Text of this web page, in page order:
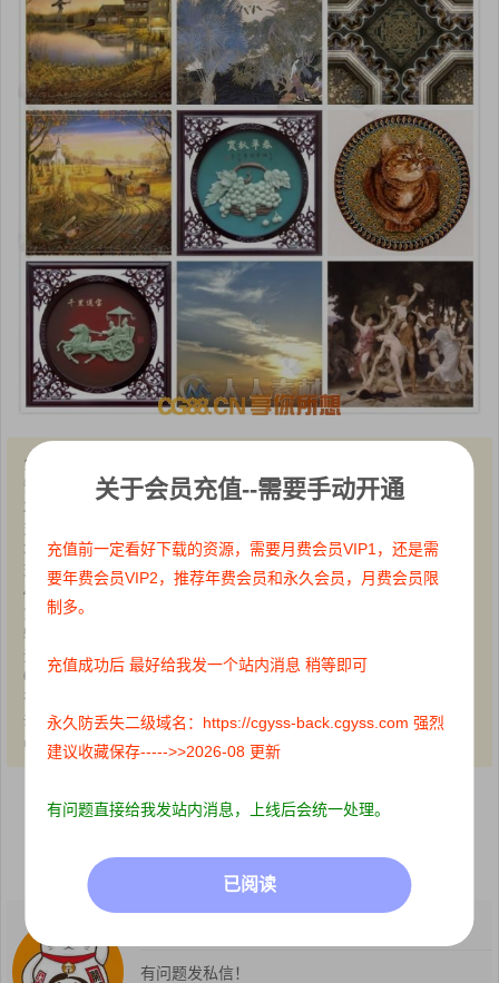
1、本站所有文章内容均来源于互联网，我站仅作收集整理，VIP/积分
赞助/打赏等费用仅为维持网站正常运转;
2、本站部分文章、图片不代表本站立场，并不代表本站赞同其观点和
对其真实性负责;
3、本站一律禁止以任何方式发布或转载任何违法的相关信息，访客发
现请向站长举报;
4、本站资源大多存储在云盘，如发现链接失效，请联系我们，我们会
第一时间更新:
5、本站分享的高质量高清写真图集，出镜模特均为成年女性正常写真
无R18内容，仅限用于摄影爱好者提供素材与鉴赏学习;
6、本站所有文章、图片、资源等均为收集自互联网，版权归原作者所
有。仅作为个人学习、研究以及欣赏!请在下载后24小时内删除。
共同维护和谐健康的互联网!如果您发现本站上有侵犯您的权益的作
品，请与我们取得联系，我们会及时删除或者修改。
点赞0 收藏 0
有问题发私信！
关于会员充值--需要手动开通
充值前一定看好下载的资源，需要月费会员VIP1，还是需
要年费会员VIP2，推荐年费会员和永久会员，月费会员限
制多。
充值成功后 最好给我发一个站内消息 稍等即可
永久防丢失二级域名：https://cgyss-back.cgyss.com 强烈
建议收藏保存----->>2026-08 更新
有问题直接给我发站内消息，上线后会统一处理。
已阅读